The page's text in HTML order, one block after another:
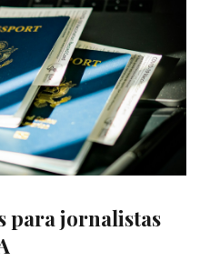
para jornalistas